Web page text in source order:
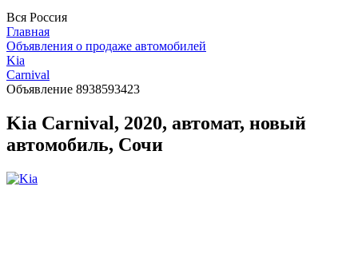
Вся Россия
Главная
Объявления о продаже автомобилей
Kia
Carnival
Объявление 8938593423
Kia Carnival, 2020, автомат, новый
автомобиль, Сочи